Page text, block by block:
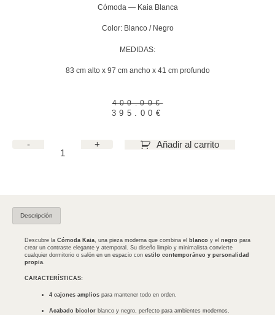
Cómoda — Kaia Blanca
Color: Blanco / Negro
MEDIDAS:
83 cm alto x 97 cm ancho x 41 cm profundo
400.00€
395.00 €
- + Añadir al carrito
Descripción
Descubre la Cómoda Kaia , una pieza moderna que combina el blanco y el negro para
crear un contraste elegante y atemporal. Su diseño limpio y minimalista convierte
cualquier dormitorio o salón en un espacio con estilo contemporáneo y personalidad
propia
CARACTERÍSTICAS:
4 cajones amplios para mantener todo en orden.
Acabado bicolor blanco y negro, perfecto para ambientes modernos.